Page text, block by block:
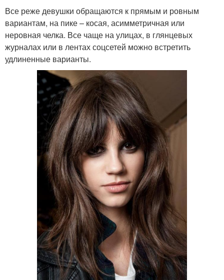
Все реже девушки обращаются к прямым и ровным
вариантам, на пике – косая, асимметричная или
неровная челка. Все чаще на улицах, в глянцевых
журналах или в лентах соцсетей можно встретить
удлиненные варианты.